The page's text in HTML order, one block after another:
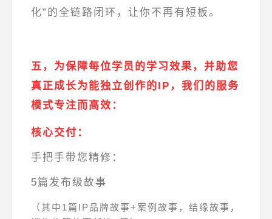
化”的全链路闭环，让你不再有短板。
五，为保障每位学员的学习效果，并助您
真正成长为能独立创作的IP ，我们的服务
模式专注而高效：
核心交付：
手把手带您精修：
5篇发布级故事
（其中1篇IP品牌故事+案例故事，结缘故事，